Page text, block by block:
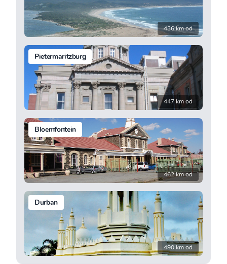
436 km od
Pietermaritzburg
447 km od
Bloemfontein
462 km od
Durban
490 km od